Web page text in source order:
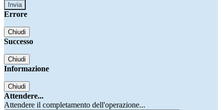
Errore
Chiudi
Successo
Chiudi
Informazione
Chiudi
Attendere...
Attendere il completamento dell'operazione...